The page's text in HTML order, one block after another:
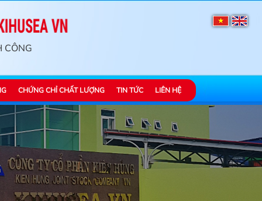
CÔNG
CHỨNG CHỈ CHẤT LƯỢNG TIN TỨC LIÊN HỆ